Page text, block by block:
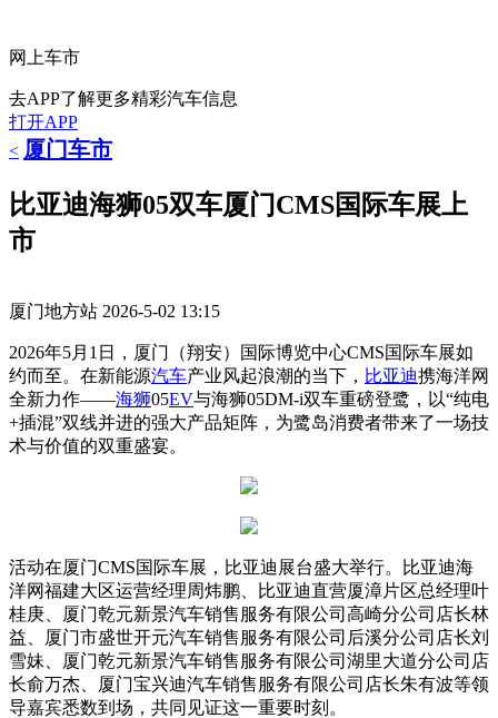
网上车市
去APP了解更多精彩汽车信息
打开APP
< 厦门车市
比亚迪海狮05双车厦门CMS国际车展上
市
厦门地方站 2026-5-02 13:15
2026年5月1日，厦门（翔安）国际博览中心CMS国际车展如
约而至。在新能源汽车产业风起浪潮的当下， 比亚迪携海洋网
全新力作——海狮05EV与海狮05DM-i双车重磅登鹭，以“纯电
+插混”双线并进的强大产品矩阵，为鹭岛消费者带来了一场技
术与价值的双重盛宴。
活动在厦门CMS国际车展，比亚迪展台盛大举行。比亚迪海
洋网福建大区运营经理周炜鹏、比亚迪直营厦漳片区总经理叶
桂庚、厦门乾元新景汽车销售服务有限公司高崎分公司店长林
益、厦门市盛世开元汽车销售服务有限公司后溪分公司店长刘
雪妹、厦门乾元新景汽车销售服务有限公司湖里大道分公司店
长俞万杰、厦门宝兴迪汽车销售服务有限公司店长朱有波等领
导嘉宾悉数到场，共同见证这一重要时刻。